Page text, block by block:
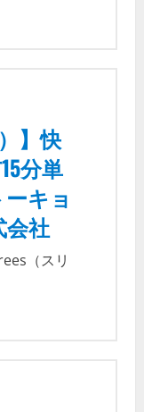
】快
分単
キョ
社
（スリ